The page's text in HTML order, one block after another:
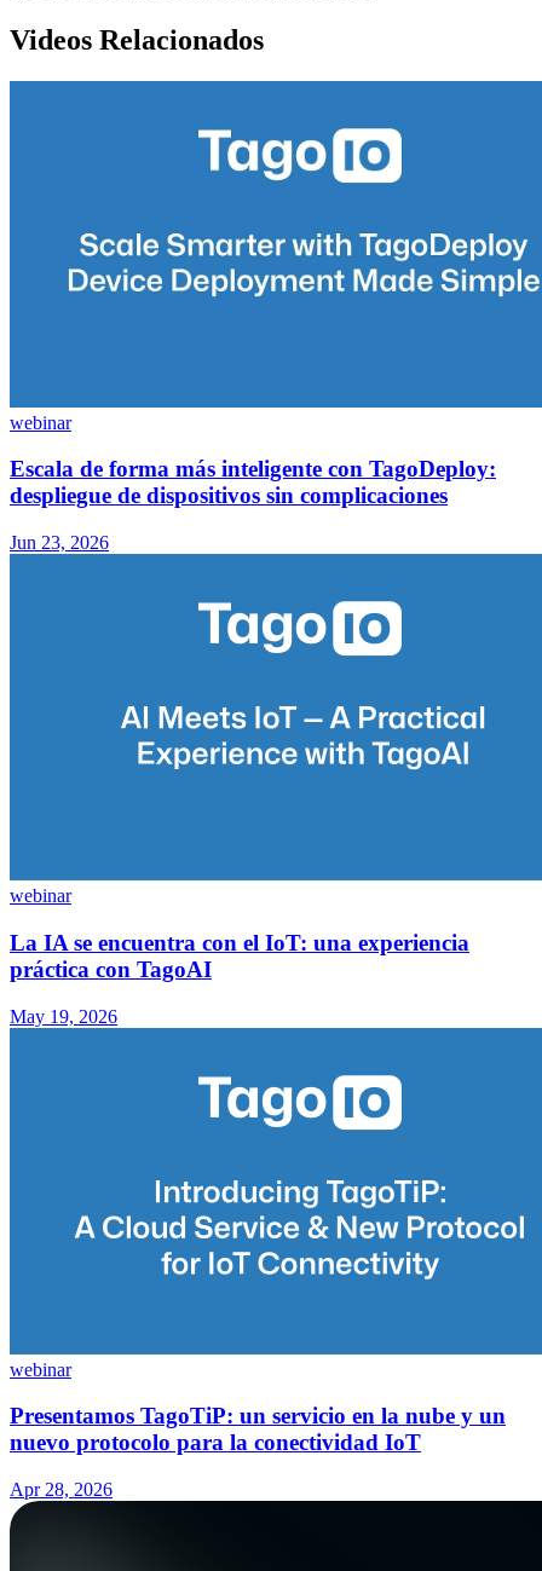
Videos Relacionados
webinar
Escala de forma más inteligente con TagoDeploy:
despliegue de dispositivos sin complicaciones
Jun 23, 2026
webinar
La IA se encuentra con el IoT: una experiencia
práctica con TagoAI
May 19, 2026
webinar
Presentamos TagoTiP: un servicio en la nube y un
nuevo protocolo para la conectividad IoT
Apr 28, 2026